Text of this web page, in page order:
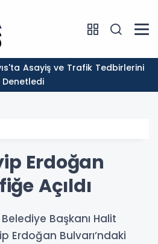
Denetledi
Erdoğan
Açıldı
Başkanı Halit
Erdoğan Bulvarı’ndaki